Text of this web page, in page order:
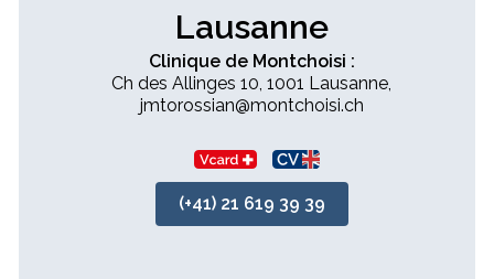
Lausanne
Clinique de Montchoisi :
Ch des Allinges 10, 1001 Lausanne,
jmtorossian@montchoisi.ch
(+41) 21 619 39 39